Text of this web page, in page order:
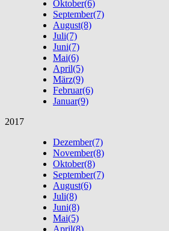
Oktober(6)
September(7)
August(8)
Juli(7)
Juni(7)
Mai(6)
April(5)
März(9)
Februar(6)
Januar(9)
2017
Dezember(7)
November(8)
Oktober(8)
September(7)
August(6)
Juli(8)
Juni(8)
Mai(5)